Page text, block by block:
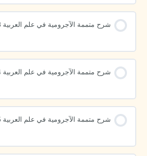
شرح متممة الآجرومية في علم العربية 43
شرح متممة الآجرومية في علم العربية 44
شرح متممة الآجرومية في علم العربية 45